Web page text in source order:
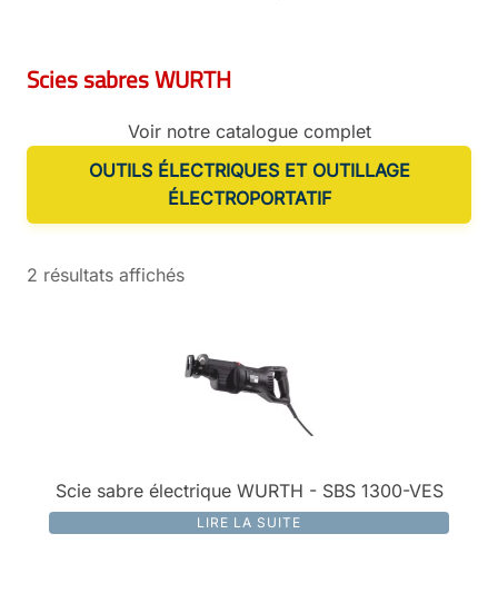
Scies sabres WURTH
Voir notre catalogue complet
OUTILS ÉLECTRIQUES ET OUTILLAGE
ÉLECTROPORTATIF
2 résultats affichés
Scie sabre électrique WURTH - SBS 1300-VES
LIRE LA SUITE